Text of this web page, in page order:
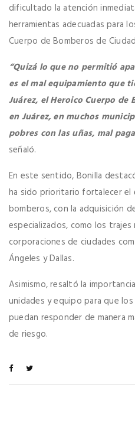
dificultado la atención
herramientas adecuadas para
Cuerpo de Bomberos de
“Quizá lo que no permitió
es el mal equipamiento que
Juárez, el Heroico Cuerpo de
en Juárez, en muchos
pobres con las uñas, mal
señaló.
En este sentido, Bonilla
ha sido prioritario fortalecer el
bomberos, con la adquisición
especializados, como los
corporaciones de ciudades
Ángeles y Dallas.
Asimismo, resaltó la
unidades y equipo para que
puedan responder de manera
de riesgo.